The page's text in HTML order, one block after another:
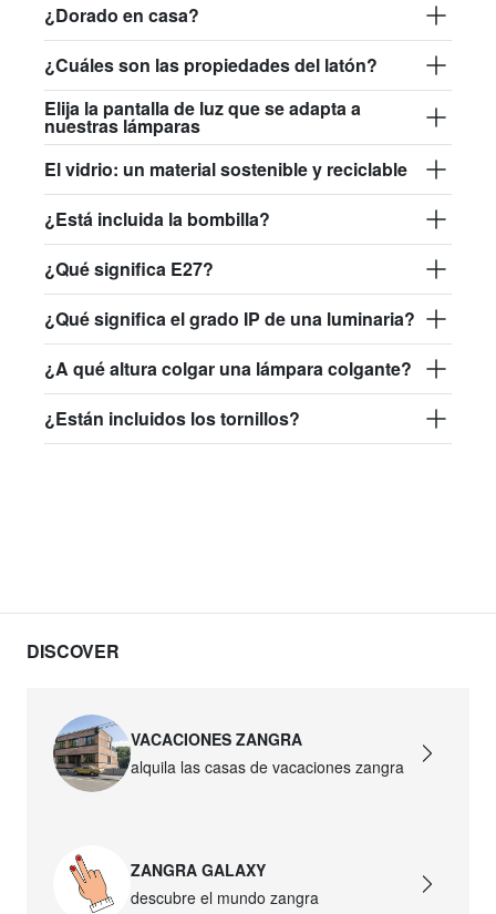
¿Dorado en casa?
¿Cuáles son las propiedades del latón?
Elija la pantalla de luz que se adapta a
nuestras lámparas
El vidrio: un material sostenible y reciclable
¿Está incluida la bombilla?
¿Qué significa E27?
¿Qué significa el grado IP de una luminaria?
¿A qué altura colgar una lámpara colgante?
¿Están incluidos los tornillos?
DISCOVER
VACACIONES ZANGRA
alquila las casas de vacaciones zangra
ZANGRA GALAXY
descubre el mundo zangra